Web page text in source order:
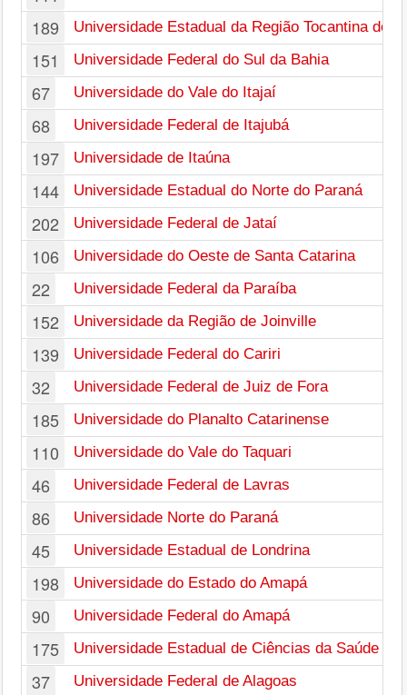
189 Universidade Estadual da Região Tocantina do
151 Universidade Federal do Sul da Bahia
67 Universidade do Vale do Itajaí
68 Universidade Federal de Itajubá
197 Universidade de Itaúna
144 Universidade Estadual do Norte do Paraná
202 Universidade Federal de Jataí
106 Universidade do Oeste de Santa Catarina
22 Universidade Federal da Paraíba
152 Universidade da Região de Joinville
139 Universidade Federal do Cariri
32 Universidade Federal de Juiz de Fora
185 Universidade do Planalto Catarinense
110 Universidade do Vale do Taquari
46 Universidade Federal de Lavras
86 Universidade Norte do Paraná
45 Universidade Estadual de Londrina
198 Universidade do Estado do Amapá
90 Universidade Federal do Amapá
175 Universidade Estadual de Ciências da Saúde de
37 Universidade Federal de Alagoas